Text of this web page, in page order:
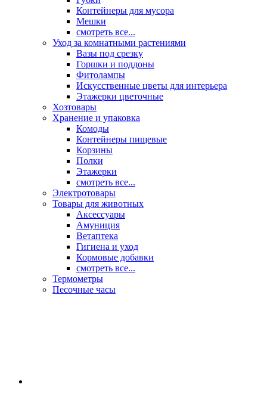
Контейнеры для мусора
Мешки
смотреть все...
Уход за комнатными растениями
Вазы под срезку
Горшки и поддоны
Фитолампы
Искусственные цветы для интерьера
Этажерки цветочные
Хозтовары
Хранение и упаковка
Комоды
Контейнеры пищевые
Корзины
Полки
Этажерки
смотреть все...
Электротовары
Товары для животных
Аксессуары
Амуниция
Ветаптека
Гигиена и уход
Кормовые добавки
смотреть все...
Термометры
Песочные часы